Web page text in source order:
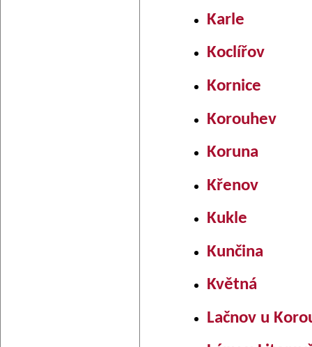
Karle
Koclířov
Kornice
Korouhev
Koruna
Křenov
Kukle
Kunčina
Květná
Lačnov u